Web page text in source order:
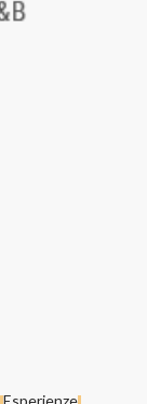
Esperienze